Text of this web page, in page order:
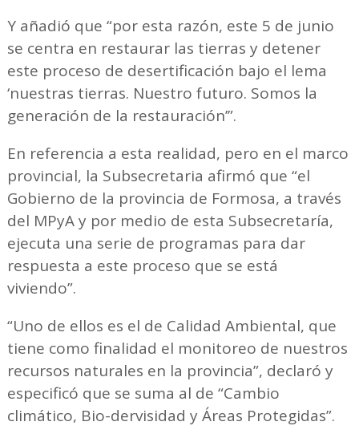
Y añadió que “por esta razón, este 5 de junio
se centra en restaurar las tierras y detener
este proceso de desertificación bajo el lema
‘nuestras tierras. Nuestro futuro. Somos la
generación de la restauración’”.
En referencia a esta realidad, pero en el marco
provincial, la Subsecretaria afirmó que “el
Gobierno de la provincia de Formosa, a través
del MPyA y por medio de esta Subsecretaría,
ejecuta una serie de programas para dar
respuesta a este proceso que se está
viviendo”.
“Uno de ellos es el de Calidad Ambiental, que
tiene como finalidad el monitoreo de nuestros
recursos naturales en la provincia”, declaró y
especificó que se suma al de “Cambio
climático, Bio-dervisidad y Áreas Protegidas”.